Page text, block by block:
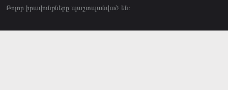
Բոլոր իրավունքները պաշտպանված են։